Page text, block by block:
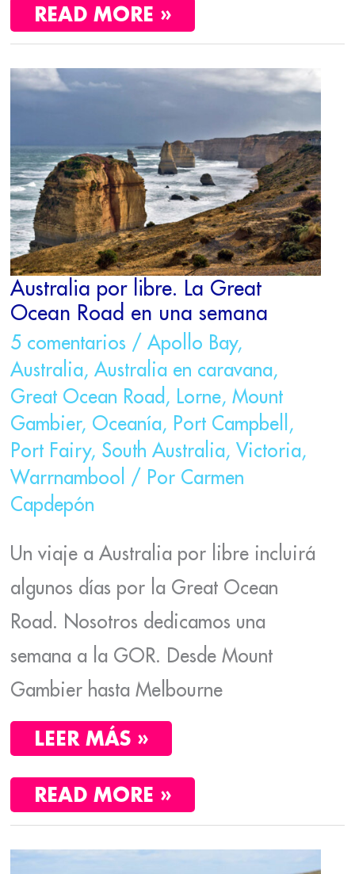
READ MORE »
Australia por libre. La Great
Ocean Road en una semana
5 comentarios / Apollo Bay,
Australia, Australia en caravana,
Great Ocean Road , Lorne, Mount
Gambier, Oceanía, Port Campbell ,
Port Fairy, South Australia, Victoria,
Warrnambool / Por Carmen
Capdepón
Un viaje a Australia por libre incluirá
algunos días por la Great Ocean
Road. Nosotros dedicamos una
semana a la GOR. Desde Mount
Gambier hasta Melbourne
LEER MÁS »
AUSTRALIA
POR
GREAT
OCEAN
ROAD
EN
UNA
SEMANA
READ MORE »
LOS